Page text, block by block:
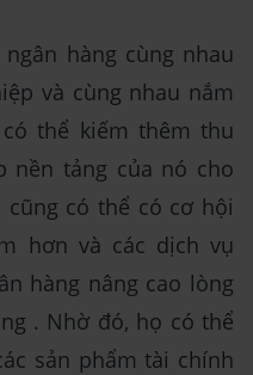
hàng cùng nhau
và cùng nhau nắm
thể kiếm thêm thu
nền tảng của nó cho
có thể có cơ hội
hơn và các dịch vụ
hàng nâng cao lòng
. Nhờ đó, họ có thể
sản phẩm tài chính